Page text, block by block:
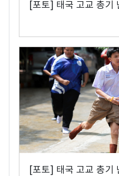
[포토] 태국 고교 총기
[포토] 태국 고교 총